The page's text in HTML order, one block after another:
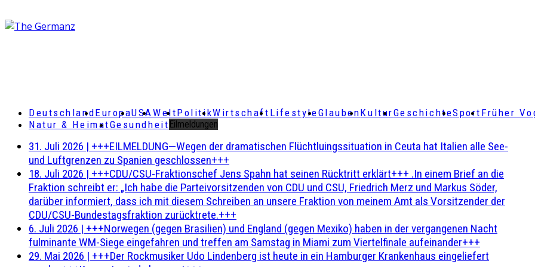
DeutschlandEuropaUSAWeltPolitikWirtschaft LifestyleGlaubenKulturGeschichteSport Früher
Natur & HeimatGesundheit Eilmeldungen
31. Juli 2026 | +++EILMELDUNG—Wegen der dramatischen Flüchtluingssituation in Ceuta hat Italien alle See-
und Luftgrenzen zu Spanien geschlossen+++
18. Juli 2026 | +++CDU/CSU-Fraktionschef Jens Spahn hat seinen Rücktritt erklärt+++ .In einem Brief an die
Fraktion schreibt er: „Ich habe die Parteivorsitzenden von CDU und CSU, Friedrich Merz und Markus Söder,
darüber informiert, dass ich mit diesem Schreiben an unsere Fraktion von meinem Amt als Vorsitzender der
CDU/CSU-Bundestagsfraktion zurücktrete.+++
6. Juli 2026 | +++Norwegen (gegen Brasilien) und England (gegen Mexiko) haben in der vergangenen Nacht
fulminante WM-Siege eingefahren und treffen am Samstag in Miami zum Viertelfinale aufeinander+++
29. Mai 2026 | +++Der Rockmusiker Udo Lindenberg ist heute in ein Hamburger Krankenhaus eingeliefert